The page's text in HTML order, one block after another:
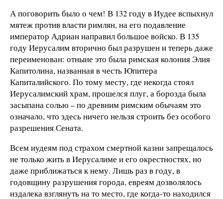
А поговорить было о чем! В 132 году в Иудее вспыхнул
мятеж против власти римлян, на его подавление
император Адриан направил большое войско. В 135
году Иерусалим вторично был разрушен и теперь даже
переименован: отныне это была римская колония Элия
Капитолина, названная в честь Юпитера
Капиталийского. По тому месту, где некогда стоял
Иерусалимский храм, прошелся плуг, а борозда была
засыпана солью – по древним римским обычаям это
означало, что здесь ничего нельзя строить без особого
разрешения Сената.
Всем иудеям под страхом смертной казни запрещалось
не только жить в Иерусалиме и его окрестностях, но
даже приближаться к нему. Лишь раз в году, в
годовщину разрушения города, евреям дозволялось
издалека взглянуть на то место, где когда-то находился